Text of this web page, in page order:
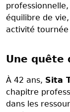
équilibre de
activité
Une quête
À 42 ans, Sita
chapitre
dans les